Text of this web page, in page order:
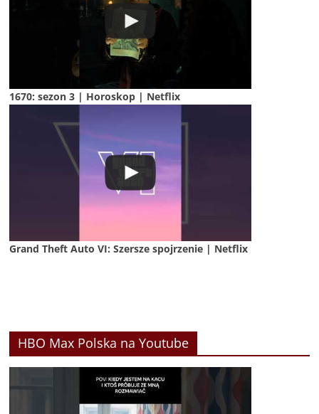
1670: sezon 3 | Horoskop | Netflix
Grand Theft Auto VI: Szersze spojrzenie | Netflix
HBO Max Polska na Youtube